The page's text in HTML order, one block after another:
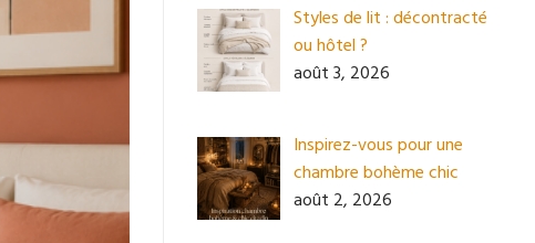
Styles de lit : décontracté
ou hôtel ?
août 3, 2026
Inspirez-vous pour une
chambre bohème chic
août 2, 2026